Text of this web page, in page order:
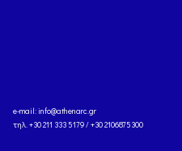
e-mail: info@athenarc.gr
τηλ. +30 211 333 5179 / +30 2106875300